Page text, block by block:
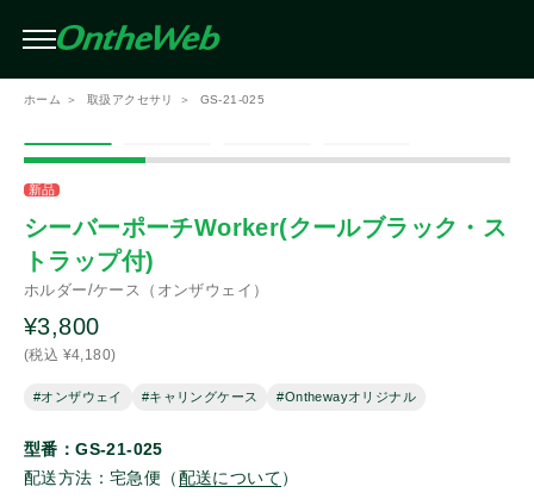
ホーム 取扱アクセサリ GS-21-025
新品
シーバーポーチWorker(クールブラック・ス
トラップ付)
ホルダー/ケース（オンザウェイ）
¥3,800
(税込 ¥4,180)
#オンザウェイ #キャリングケース #Onthewayオリジナル
型番：GS-21-025
配送方法：宅急便（配送について）
メーカー
アイコム
スタンダードホライゾン